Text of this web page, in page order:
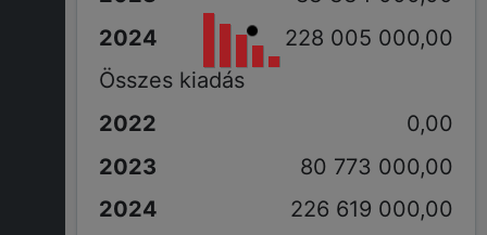
228 005 000,00
Összes kiadás
0,00
80 773 000,00
226 619 000,00